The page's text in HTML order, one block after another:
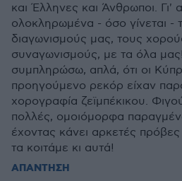
και Έλληνες και Άνθρωποι. Γι'
ολοκληρωμένα - όσο γίνεται -
διαγωνισμούς μας, τους
συναγωνισμούς, με τα όλα
συμπληρώσω, απλά, ότι οι
προηγούμενο ρεκόρ είχαν
χορογραφία ζεϊμπέκικου.
πολλές, ομοιόμορφα
έχοντας κάνει αρκετές πρόβες
τα κοιτάμε κι αυτά!
ΑΠΑΝΤΗΣΗ